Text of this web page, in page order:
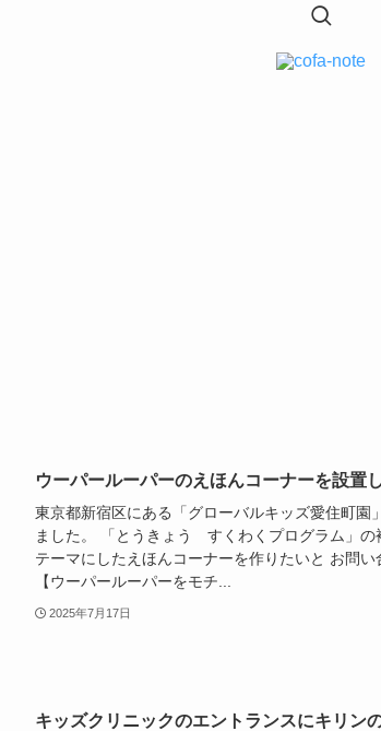
ウーパールーパーのえほんコーナーを設置し
東京都新宿区にある「グローバルキッズ愛住町園
ました。 「とうきょう すくわくプログラム」の
テーマにしたえほんコーナーを作りたいと お問い
【ウーパールーパーをモチ...
2025年7月17日
キッズクリニックのエントランスにキリン